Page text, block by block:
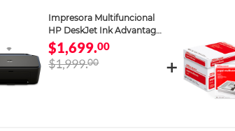
Impresora Multifuncional
HP DeskJet Ink Advantage
2975 Inyección de Tinta
Térmica a Color Wi-Fi
$1,699.00
$1,999.00